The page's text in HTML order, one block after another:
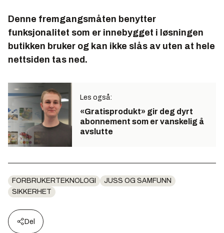
Denne fremgangsmåten benytter
funksjonalitet som er innebygget i løsningen
butikken bruker og kan ikke slås av uten at hele
nettsiden tas ned.
Les også:
«Gratisprodukt» gir deg dyrt
abonnement som er vanskelig å
avslutte
FORBRUKERTEKNOLOGI
JUSS OG SAMFUNN
SIKKERHET
Del